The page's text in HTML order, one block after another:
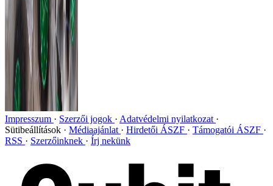
Impresszum Szerzői jogok
Adatvédelmi nyilatkozat
Sütibeállítások
Médiaajánlat Hirdetői ÁSZF
Támogatói ÁSZF
RSS
Szerzőinknek Írj nekünk